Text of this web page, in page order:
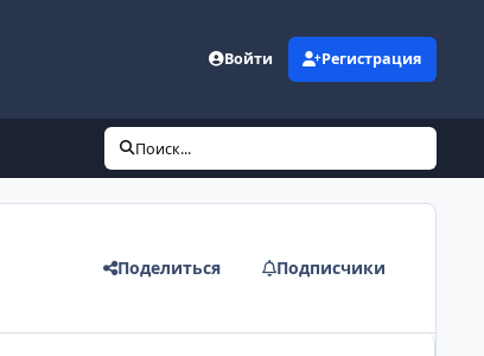
Войти Регистрация
Поиск...
Поделиться Подписчики